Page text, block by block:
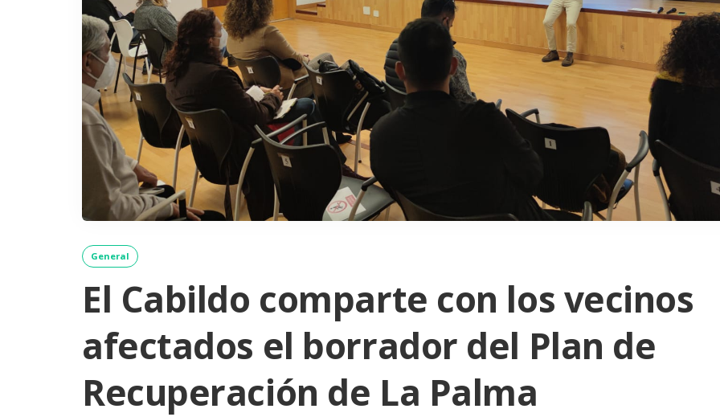
General
El Cabildo comparte con los vecinos
afectados el borrador del Plan de
Recuperación de La Palma